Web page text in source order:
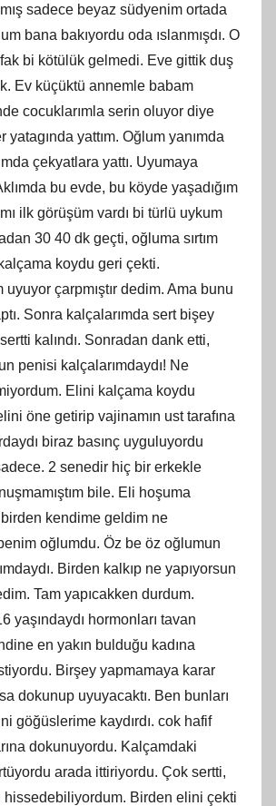
sadece beyaz südyenim ortada
bana bakıyordu oda ıslanmışdı. O
bi kötülük gelmedi. Eve gittik duş
Ev küçüktü annemle babam
cocuklarımla serin oluyor diye
yatagında yattım. Oğlum yanımda
çekyatlara yattı. Uyumaya
bu evde, bu köyde yaşadığım
ilk görüşüm vardı bi türlü uykum
30 40 dk geçti, oğluma sırtım
koydu geri çekti.
çarpmıştır dedim. Ama bunu
Sonra kalçalarımda sert bişey
kalındı. Sonradan dank etti,
penisi kalçalarımdaydı! Ne
Elini kalçama koydu
öne getirip vajinamın ust tarafına
biraz basınç uyguluyordu
2 senedir hiç bir erkekle
bile. Eli hoşuma
kendime geldim ne
oğlumdu. Öz be öz oğlumun
Birden kalkıp ne yapıyorsun
Tam yapıcakken durdum.
yaşındaydı hormonları tavan
en yakın bulduğu kadına
Birşey yapmamaya karar
dokunup uyuyacaktı. Ben bunları
göğüslerime kaydırdı. cok hafif
dokunuyordu. Kalçamdaki
arada ittiriyordu. Çok sertti,
hissedebiliyordum. Birden elini çekti